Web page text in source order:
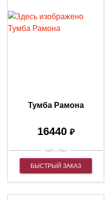
Тумба Рамона
16440 ₽
БЫСТРЫЙ ЗАКАЗ